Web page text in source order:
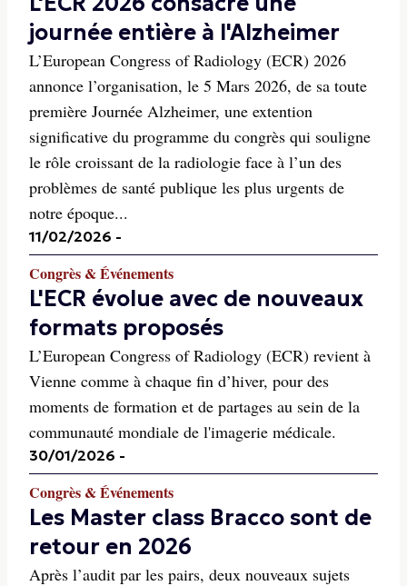
journée entière à l'Alzheimer
L’European Congress of Radiology (ECR) 2026
annonce l’organisation, le 5 Mars 2026, de sa toute
première Journée Alzheimer, une extention
significative du programme du congrès qui souligne
le rôle croissant de la radiologie face à l’un des
problèmes de santé publique les plus urgents de
notre époque...
11/02/2026 -
Congrès & Événements
L'ECR évolue avec de nouveaux
formats proposés
L’European Congress of Radiology (ECR) revient à
Vienne comme à chaque fin d’hiver, pour des
moments de formation et de partages au sein de la
communauté mondiale de l'imagerie médicale.
30/01/2026 -
Congrès & Événements
Les Master class Bracco sont de
retour en 2026
Après l’audit par les pairs, deux nouveaux sujets